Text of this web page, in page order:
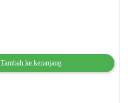
Tambah ke keranjang